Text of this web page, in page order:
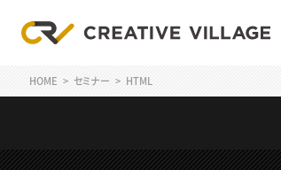
HOME セミナー HTML